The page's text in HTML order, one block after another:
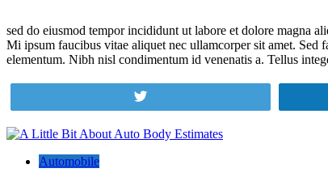
sed do eiusmod tempor incididunt ut labore et dolore magna
Mi ipsum faucibus vitae aliquet nec ullamcorper sit amet.
elementum. Nibh nisl condimentum id venenatis a. Tellus
Post
navigation
Automobile